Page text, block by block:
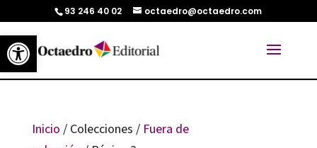
Abrir barra de herramientas
93 246 40 02 octaedro@octaedro.com
Inicio / Colecciones / Fuera de